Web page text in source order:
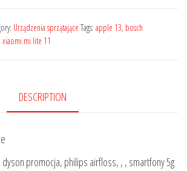
Urządzenia sprzątające Tags: apple 13, bosch
xiaomi mi lite 11
DESCRIPTION
promocja, philips airfloss, , , smartfony 5g